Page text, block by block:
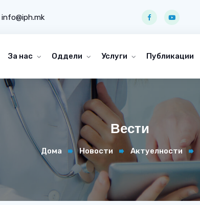
info@iph.mk
За нас Оддели Услуги Публикации
Вести
Дома Новости Актуелности